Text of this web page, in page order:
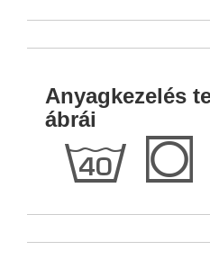
Anyagkezelés
ábrái
h Q